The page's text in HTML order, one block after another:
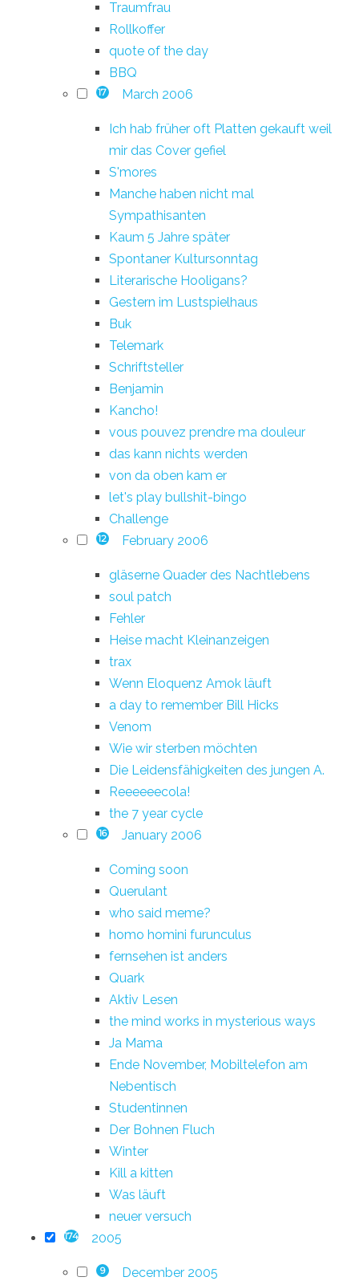
Traumfrau
Rollkoffer
quote of the day
BBQ
17 March 2006
Ich hab früher oft Platten gekauft weil
mir das Cover gefiel
S'mores
Manche haben nicht mal
Sympathisanten
Kaum 5 Jahre später
Spontaner Kultursonntag
Literarische Hooligans?
Gestern im Lustspielhaus
Buk
Telemark
Schriftsteller
Benjamin
Kancho!
vous pouvez prendre ma douleur
das kann nichts werden
von da oben kam er
let's play bullshit-bingo
Challenge
12 February 2006
gläserne Quader des Nachtlebens
soul patch
Fehler
Heise macht Kleinanzeigen
trax
Wenn Eloquenz Amok läuft
a day to remember Bill Hicks
Venom
Wie wir sterben möchten
Die Leidensfähigkeiten des jungen A.
Reeeeeecola!
the 7 year cycle
16 January 2006
Coming soon
Querulant
who said meme?
homo homini furunculus
fernsehen ist anders
Quark
Aktiv Lesen
the mind works in mysterious ways
Ja Mama
Ende November, Mobiltelefon am
Nebentisch
Studentinnen
Der Bohnen Fluch
Winter
Kill a kitten
Was läuft
neuer versuch
174 2005
9 December 2005